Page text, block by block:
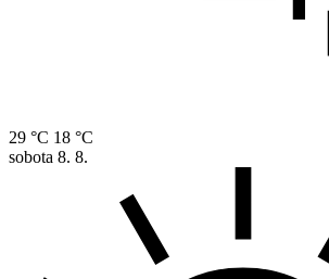
29 °C 18 °C
sobota 8. 8.